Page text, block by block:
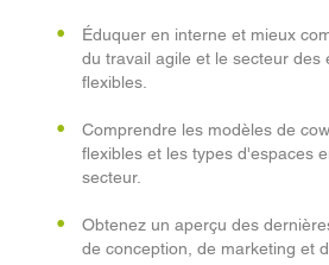
Éduquer en interne et mieux
du travail agile et le secteur des
flexibles.
Comprendre les modèles de
flexibles et les types d'espaces
secteur.
Obtenez un aperçu des
de conception, de marketing et